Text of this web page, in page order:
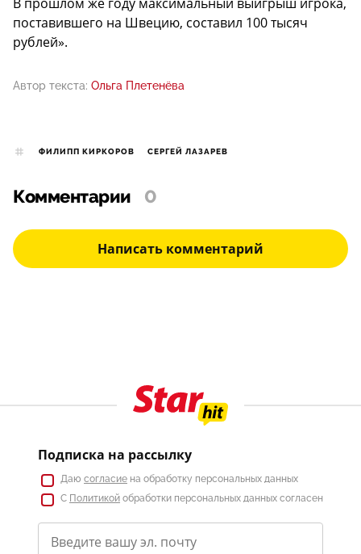
поставившего на Швецию, составил 100 тысяч
рублей».
Автор текста: Ольга Плетенёва
ФИЛИПП КИРКОРОВ СЕРГЕЙ ЛАЗАРЕВ
Комментарии 0
Написать комментарий
Подписка на рассылку
Даю согласие на обработку персональных данных
С Политикой обработки персональных данных согласен